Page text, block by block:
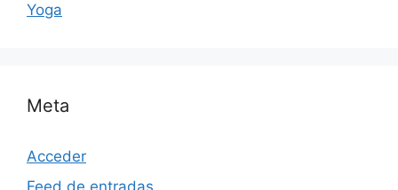
Yoga
Meta
Acceder
Feed de entradas